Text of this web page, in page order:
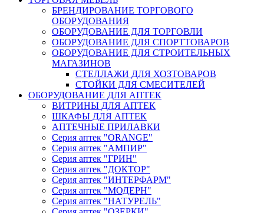
БРЕНДИРОВАНИЕ ТОРГОВОГО
ОБОРУДОВАНИЯ
ОБОРУДОВАНИЕ ДЛЯ ТОРГОВЛИ
ОБОРУДОВАНИЕ ДЛЯ СПОРТТОВАРОВ
ОБОРУДОВАНИЕ ДЛЯ СТРОИТЕЛЬНЫХ
МАГАЗИНОВ
СТЕЛЛАЖИ ДЛЯ ХОЗТОВАРОВ
СТОЙКИ ДЛЯ СМЕСИТЕЛЕЙ
ОБОРУДОВАНИЕ ДЛЯ АПТЕК
ВИТРИНЫ ДЛЯ АПТЕК
ШКАФЫ ДЛЯ АПТЕК
АПТЕЧНЫЕ ПРИЛАВКИ
Серия аптек "ORANGE"
Серия аптек "АМПИР"
Серия аптек "ГРИН"
Серия аптек "ДОКТОР"
Серия аптек "ИНТЕРФАРМ"
Серия аптек "МОДЕРН"
Серия аптек "НАТУРЕЛЬ"